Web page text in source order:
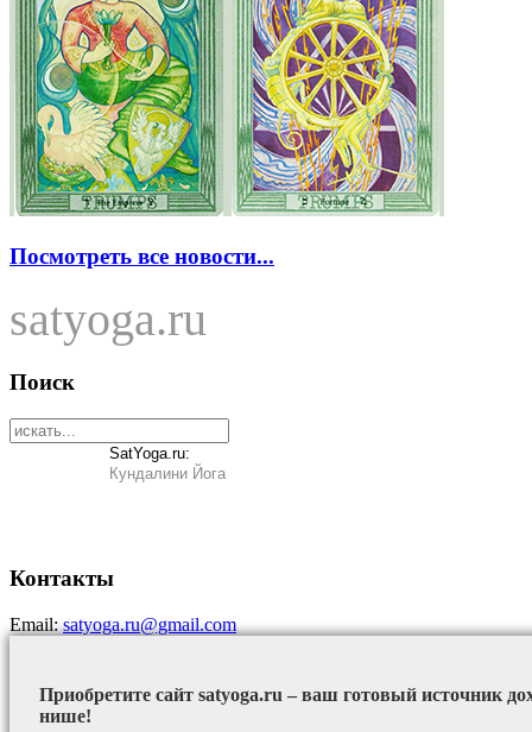
Посмотреть все новости...
satyoga.ru
Поиск
SatYoga.ru:
Кундалини Йога
Контакты
Email:satyoga.ru@gmail.com
Приобретите сайт satyoga.ru – ваш готовый источник
нише!